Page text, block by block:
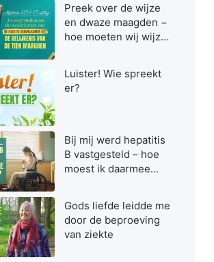
werken?
Preek over de wijze
en dwaze maagden −
hoe moeten wij wijze
Heer
Luister! Wie spreekt
er?
Bij mij werd hepatitis
B vastgesteld – hoe
moest ik daarmee
Gods liefde leidde me
door de beproeving
van ziekte